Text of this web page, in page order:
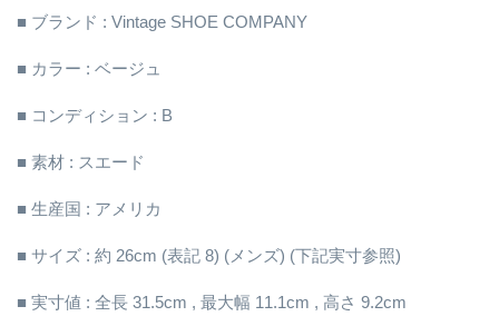
■ ブランド : Vintage SHOE COMPANY
■ カラー : ベージュ
■ コンディション : B
■ 素材 : スエード
■ 生産国 : アメリカ
■ サイズ : 約 26cm (表記 8) (メンズ) (下記実寸参照)
■ 実寸値 : 全長 31.5cm , 最大幅 11.1cm , 高さ 9.2cm